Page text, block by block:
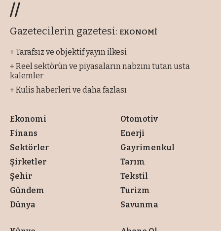
//
Gazetecilerin gazetesi: EKONOMİ
+ Tarafsız ve objektif yayın ilkesi
+ Reel sektörün ve piyasaların nabzını tutan usta
kalemler
+ Kulis haberleri ve daha fazlası
Ekonomi
Finans
Sektörler
Şirketler
Şehir
Gündem
Dünya
Otomotiv
Enerji
Gayrimenkul
Tarım
Tekstil
Turizm
Savunma